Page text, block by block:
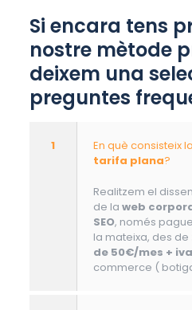
Si encara tens
nostre mètode
deixem una
preguntes
1 En què consisteix la
tarifa plana?
Realitzem el
de la web
SEO, només
la mateixa, des de
de 50€/mes + iva
commerce (